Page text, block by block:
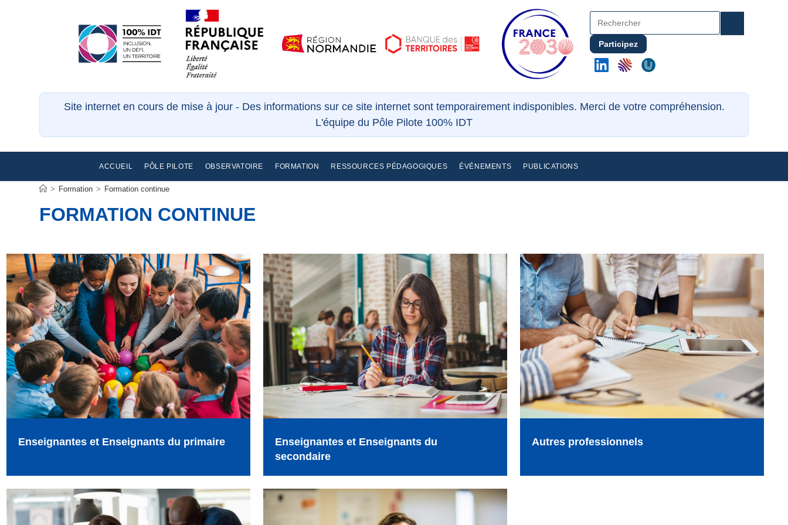
Participez
Site internet en cours de mise à jour - Des informations sur ce site internet sont temporairement indisponibles. Merci de votre compréhension.
L'équipe du Pôle Pilote 100% IDT
ACCUEIL PÔLE PILOTE OBSERVATOIRE FORMATION RESSOURCES PÉDAGOGIQUES ÉVÉNEMENTS PUBLICATIONS
FORMATION CONTINUE
> Formation > Formation continue
Enseignantes et Enseignants du primaire
Enseignantes et Enseignants du
secondaire
Autres professionnels